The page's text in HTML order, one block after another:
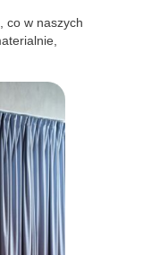
co w naszych